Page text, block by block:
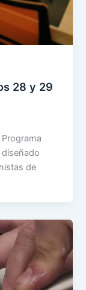
28 y 29
Programa
de